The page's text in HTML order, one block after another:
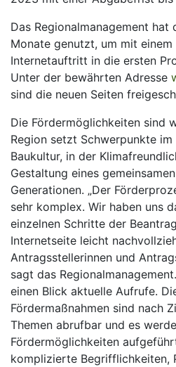
Das Regionalmanagement hat
Monate genutzt, um mit
Internetauftritt in die ersten
Unter der bewährten Adresse
sind die neuen Seiten
Die Fördermöglichkeiten sind
Region setzt Schwerpunkte
Baukultur, in der
Gestaltung eines
Generationen. „Der
sehr komplex. Wir haben uns
einzelnen Schritte der
Internetseite leicht
Antragsstellerinnen und
sagt das
einen Blick aktuelle Aufrufe.
Fördermaßnahmen sind nach
Themen abrufbar und es
Fördermöglichkeiten
komplizierte Begrifflichkeiten,